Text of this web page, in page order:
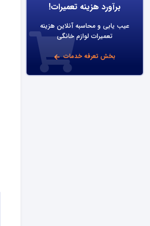
برآورد هزینه تعمیرات!
عیب یابی و محاسبه آنلاین هزینه
تعمیرات لوازم خانگی
بخش تعرفه خدمات